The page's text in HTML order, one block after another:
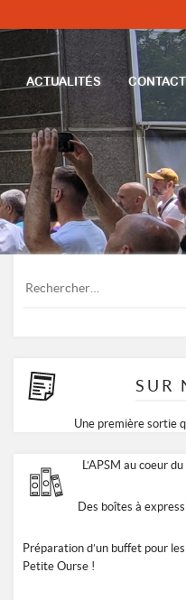
ACTUALITÉS
SUR
Une première sortie
L’APSM au coeur
Des boîtes à
Préparation d’un buffet pour
Petite Ourse !